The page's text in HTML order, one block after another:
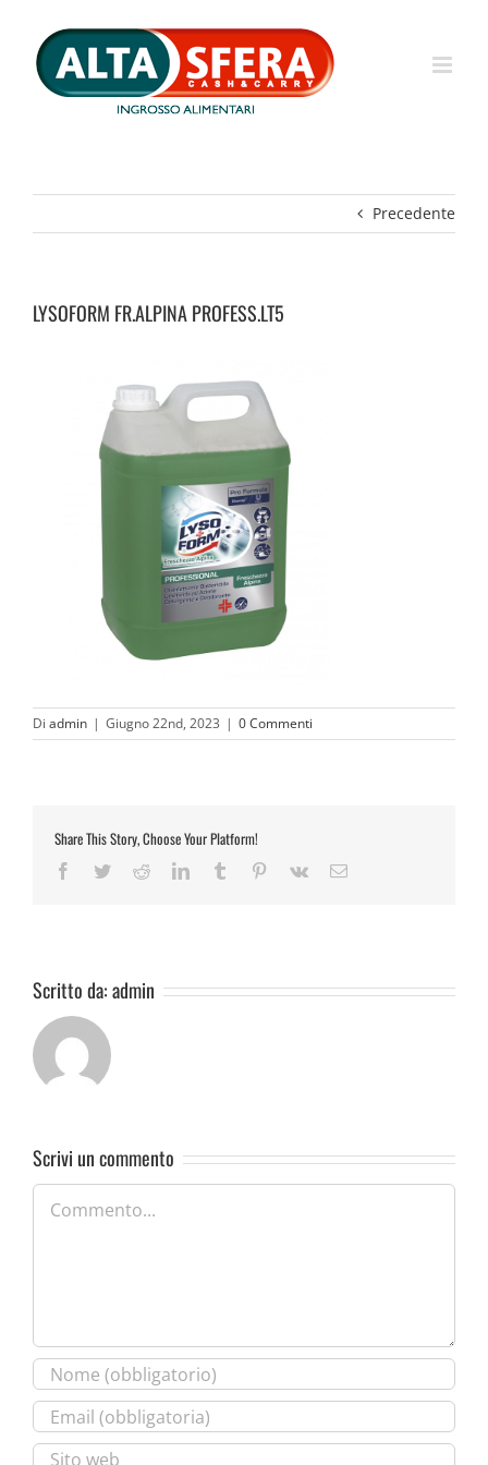
contenuto
Precedente
LYSOFORM FR.ALPINA PROFESS.LT5
Di admin | Giugno 22nd, 2023 | 0 Commenti
Share This Story, Choose Your Platform!
Facebook
TwitterRedditLinkedInTumblr Pinterest
Vk Email
Scritto da:admin
Scrivi un commento
Commento